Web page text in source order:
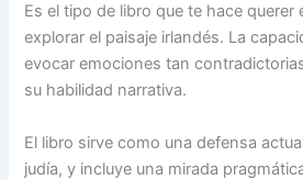
Es el tipo de libro que te hace querer
explorar el paisaje irlandés. La
evocar emociones tan
su habilidad narrativa.
El libro sirve como una defensa
judía, y incluye una mirada